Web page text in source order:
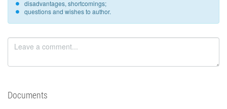
disadvantages, shortcomings;
questions and wishes to author.
Documents